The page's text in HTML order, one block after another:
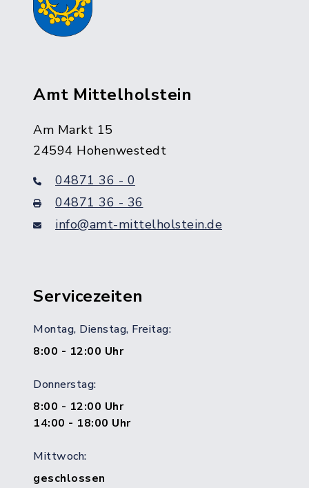
Amt Mittelholstein
Am Markt 15
24594 Hohenwestedt
04871 36 - 0
04871 36 - 36
info@amt-mittelholstein.de
Servicezeiten
Montag, Dienstag, Freitag:
8:00 - 12:00 Uhr
Donnerstag:
8:00 - 12:00 Uhr
14:00 - 18:00 Uhr
Mittwoch:
geschlossen